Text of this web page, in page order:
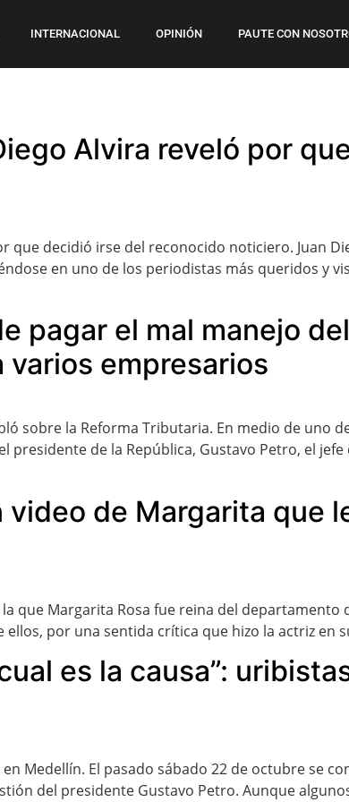
INTERNACIONAL OPINIÓN PAUTE CON
Alvira reveló por
decidió irse del reconocido noticiero. Juan
en uno de los periodistas más queridos y
pagar el mal manejo
varios empresarios
sobre la Reforma Tributaria. En medio de uno
de la República, Gustavo Petro, el
video de Margarita que
que Margarita Rosa fue reina del departamento
por una sentida crítica que hizo la actriz en
es la causa”:
Medellín. El pasado sábado 22 de octubre se
del presidente Gustavo Petro. Aunque